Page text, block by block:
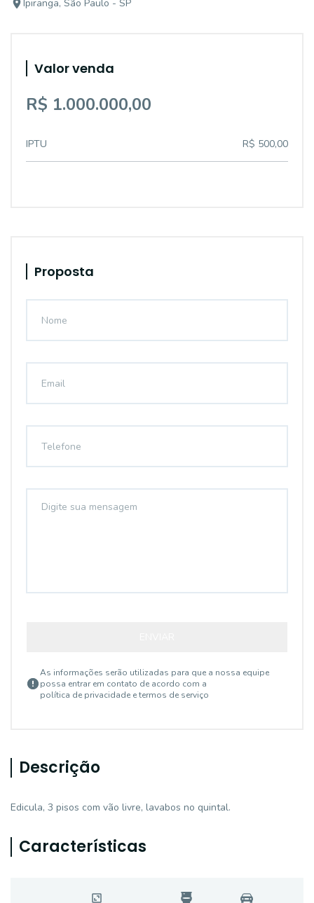
Ipiranga, São Paulo - SP
Valor venda
R$ 1.000.000,00
IPTU R$ 500,00
Proposta
As informações serão utilizadas para que a nossa equipe
possa entrar em contato de acordo com a
política de privacidade e termos de serviço
Descrição
Edicula, 3 pisos com vão livre, lavabos no quintal.
Características